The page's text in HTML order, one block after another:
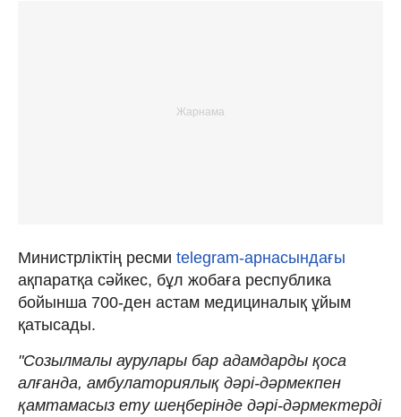
Министрліктің ресми telegram-арнасындағы
ақпаратқа сәйкес, бұл жобаға республика
бойынша 700-ден астам медициналық ұйым
қатысады.
"Созылмалы аурулары бар адамдарды қоса
алғанда, амбулаториялық дәрі-дәрмекпен
қамтамасыз ету шеңберінде дәрі-дәрмектерді